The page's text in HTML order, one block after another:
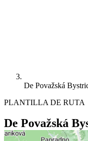
De Považská
PLANTILLA DE RUTA
De Považská